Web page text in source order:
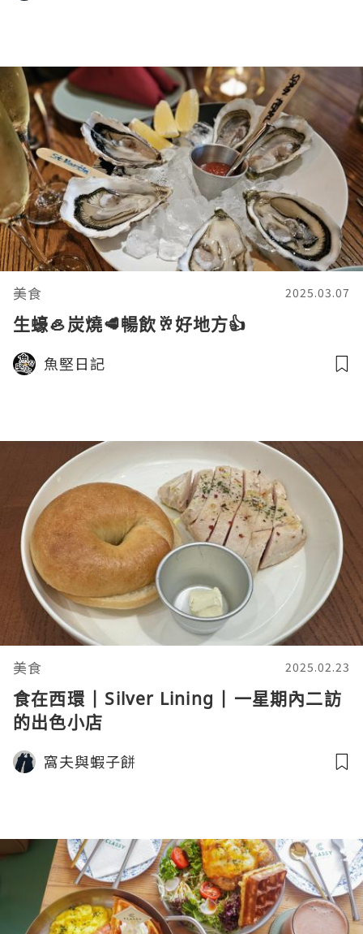
美食 2025.03.07
生蠔🦪炭燒🥩暢飲🥂好地方👍
魚堅日記
美食 2025.02.23
食在西環 | Silver Lining | 一星期內二訪
的出色小店
窩夫與蝦子餅